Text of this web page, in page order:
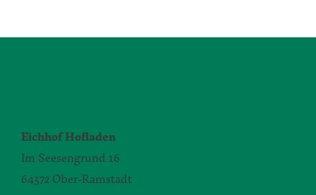
Eichhof Hofladen
Im Seesengrund 16
64372 Ober-Ramstadt